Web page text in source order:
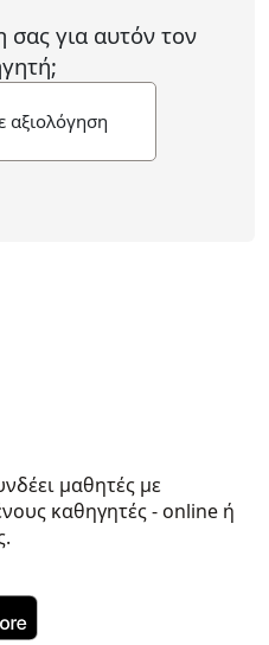
σας για αυτόν τον
αξιολόγηση
μαθητές με
καθηγητές - online ή